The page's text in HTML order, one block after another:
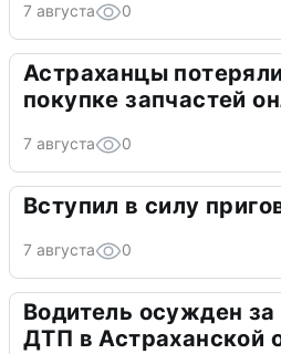
7 августа 0
Астраханцы
покупке запчастей
7 августа 0
Вступил в силу
7 августа 0
Водитель осужден
ДТП в Астраханской